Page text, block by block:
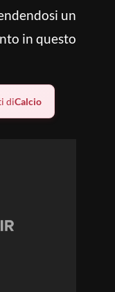
un
in questo
diCalcio